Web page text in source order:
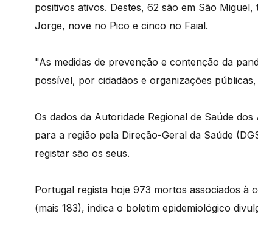
positivos ativos. Destes, 62 são em São
Jorge, nove no Pico e cinco no Faial.
"As medidas de prevenção e contenção da
possível, por cidadãos e organizações
Os dados da Autoridade Regional de Saúde
para a região pela Direção-Geral da Saúde
registar são os seus.
Portugal regista hoje 973 mortos associados à
(mais 183), indica o boletim epidemiológico